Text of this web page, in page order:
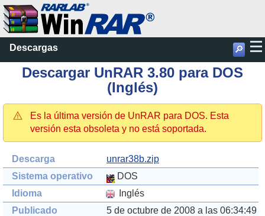
Descargas 🔎
Descargar UnRAR 3.80 para DOS
(Inglés)
Es la última versión de UnRAR para DOS. Esta
versión esta obsoleta y no está soportada.
Descarga
unrar38b.zip
Sistema operativo
DOS
Idioma
Inglés
Publicado
5 de octubre de 2008 a las 06:34:49